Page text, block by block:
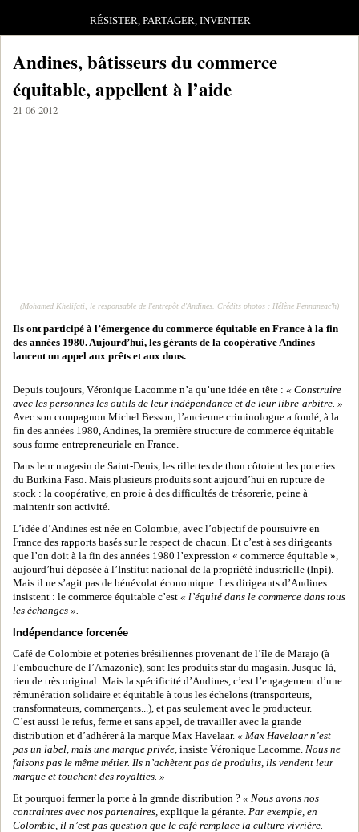
RÉSISTER, PARTAGER, INVENTER
Andines, bâtisseurs du commerce
équitable, appellent à l’aide
21-06-2012
(Mohamed Khelifati, le responsable de l'entrepôt d'Andines. Crédits photos : Hélène Pennaneac'h)
Ils ont participé à l’émergence du commerce équitable en France à la fin
des années 1980. Aujourd’hui, les gérants de la coopérative Andines
lancent un appel aux prêts et aux dons.
Depuis toujours, Véronique Lacomme n’a qu’une idée en tête : « Construire
avec les personnes les outils de leur indépendance et de leur libre-arbitre. »
Avec son compagnon Michel Besson, l’ancienne criminologue a fondé, à la
fin des années 1980, Andines, la première structure de commerce équitable
sous forme entrepreneuriale en France.
Dans leur magasin de Saint-Denis, les rillettes de thon côtoient les poteries
du Burkina Faso. Mais plusieurs produits sont aujourd’hui en rupture de
stock : la coopérative, en proie à des difficultés de trésorerie, peine à
maintenir son activité.
L’idée d’Andines est née en Colombie, avec l’objectif de poursuivre en
France des rapports basés sur le respect de chacun. Et c’est à ses dirigeants
que l’on doit à la fin des années 1980 l’expression « commerce équitable »,
aujourd’hui déposée à l’Institut national de la propriété industrielle (Inpi).
Mais il ne s’agit pas de bénévolat économique. Les dirigeants d’Andines
insistent : le commerce équitable c’est « l’équité dans le commerce dans tous
les échanges ».
Indépendance forcenée
Café de Colombie et poteries brésiliennes provenant de l’île de Marajo (à
l’embouchure de l’Amazonie), sont les produits star du magasin. Jusque-là,
rien de très original. Mais la spécificité d’Andines, c’est l’engagement d’une
rémunération solidaire et équitable à tous les échelons (transporteurs,
transformateurs, commerçants...), et pas seulement avec le producteur.
C’est aussi le refus, ferme et sans appel, de travailler avec la grande
distribution et d’adhérer à la marque Max Havelaar. « Max Havelaar n’est
pas un label, mais une marque privée, insiste Véronique Lacomme. Nous ne
faisons pas le même métier. Ils n’achètent pas de produits, ils vendent leur
marque et touchent des royalties. »
Et pourquoi fermer la porte à la grande distribution ? « Nous avons nos
contraintes avec nos partenaires, explique la gérante. Par exemple, en
Colombie, il n’est pas question que le café remplace la culture vivrière.